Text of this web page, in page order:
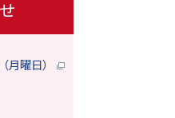
月曜日）